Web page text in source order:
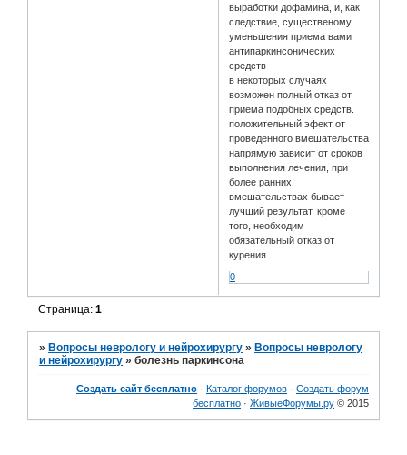
выработки дофамина, и, как
следствие, существеному
уменьшения приема вами
антипаркинсонических
средств
в некоторых случаях
возможен полный отказ от
приема подобных средств.
положительный эфект от
проведенного вмешательства
напрямую зависит от сроков
выполнения лечения, при
более ранних
вмешательствах бывает
лучший результат. кроме
того, необходим
обязательный отказ от
курения.
0
Страница:1
»Вопросы неврологу и нейрохирургу »Вопросы неврологу
и нейрохирургу »болезнь паркинсона
Создать сайт бесплатно · Каталог форумов · Создать форум
бесплатно · ЖивыеФорумы.ру © 2015